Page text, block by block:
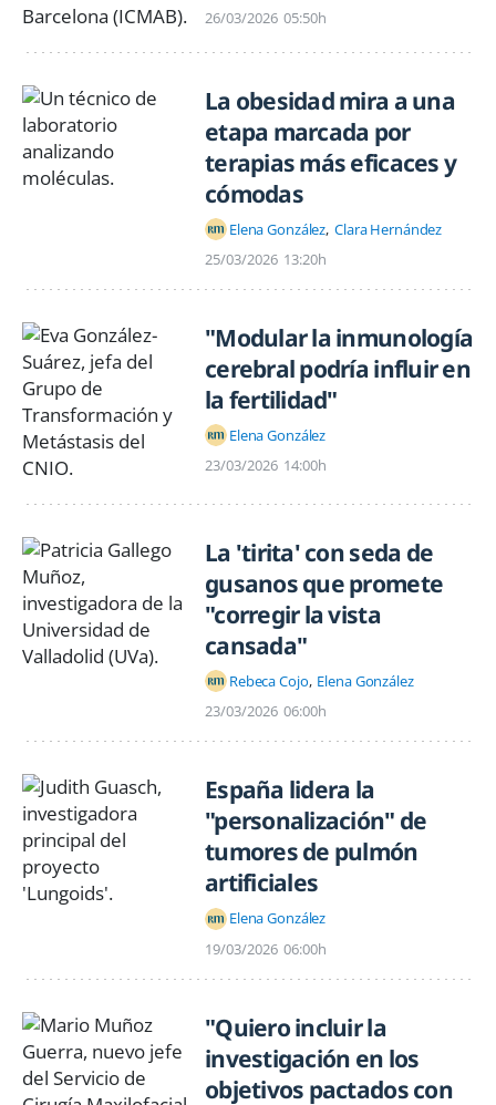
26/03/2026 05:50h
La obesidad mira a una
etapa marcada por
terapias más eficaces y
cómodas
Elena González Clara Hernández
25/03/2026 13:20h
"Modular la inmunología
cerebral podría influir en
la fertilidad"
Elena González
23/03/2026 14:00h
La 'tirita' con seda de
gusanos que promete
"corregir la vista
cansada"
Rebeca Cojo Elena González
23/03/2026 06:00h
España lidera la
"personalización" de
tumores de pulmón
artificiales
Elena González
19/03/2026 06:00h
"Quiero incluir la
investigación en los
objetivos pactados con